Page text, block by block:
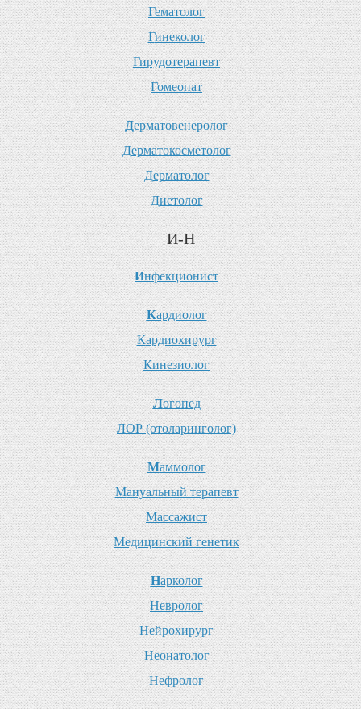
Гематолог
Гинеколог
Гирудотерапевт
Гомеопат
Дерматовенеролог
Дерматокосметолог
Дерматолог
Диетолог
И-Н
Инфекционист
Кардиолог
Кардиохирург
Кинезиолог
Логопед
ЛОР (отоларинголог)
Маммолог
Мануальный терапевт
Массажист
Медицинский генетик
Нарколог
Невролог
Нейрохирург
Неонатолог
Нефролог